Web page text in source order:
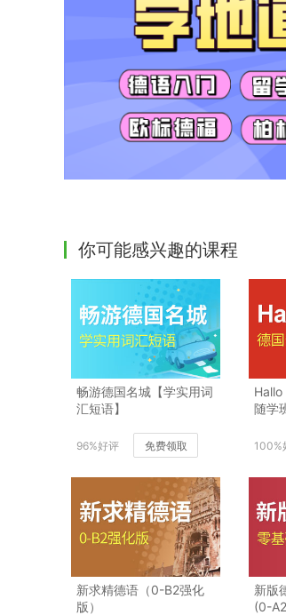
你可能感兴趣的课程
畅游德国名城【学实用词
汇短语】
96%好评 免费领取
Hallo
随学
100%
新求精德语（0-B2强化
版）
新版
(0-